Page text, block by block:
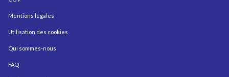
Mentions légales
Utilisation des cookies
Qui sommes-nous
FAQ